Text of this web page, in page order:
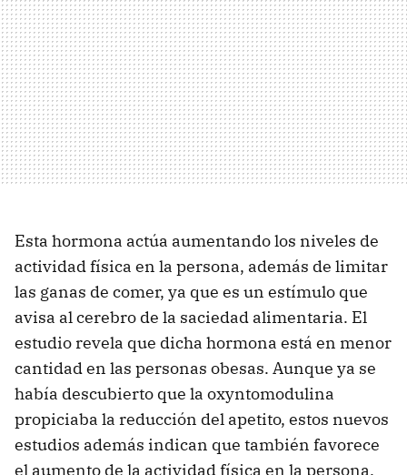
Esta hormona actúa aumentando los niveles de
actividad física en la persona, además de limitar
las ganas de comer, ya que es un estímulo que
avisa al cerebro de la saciedad alimentaria. El
estudio revela que dicha hormona está en menor
cantidad en las personas obesas. Aunque ya se
había descubierto que la oxyntomodulina
propiciaba la reducción del apetito, estos nuevos
estudios además indican que también favorece
el aumento de la actividad física en la persona.